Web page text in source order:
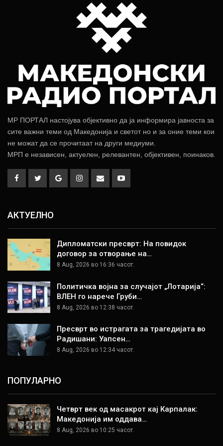
МР ПОРТАЛ настојува објективно да ја информира јавноста за
сите важни теми од Македонија и светот но и за оние теми кои
не можат да се прочитаат на други медиуми.
МРП е независен, актуелен, релевантен, објективен, поинаков.
АКТУЕЛНО
Дипломатски пресврт: На повидок
договор за отворање на…
8 Aug, 2026 во 16:36 часот.
Политичка војна за случајот „Лотарија“:
ВЛЕН го нарече Груби…
8 Aug, 2026 во 12:38 часот.
Пресврт во истрагата за трагедијата во
Радишани: Уапсен…
8 Aug, 2026 во 12:34 часот.
ПОПУЛАРНО
Четврт век од масакрот кај Карпалак:
Македонија им оддава…
8 Aug, 2026 во 10:25 часот.